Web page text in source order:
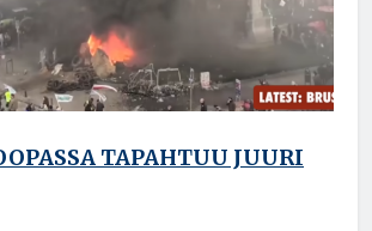
TAPAHTUU JUURI